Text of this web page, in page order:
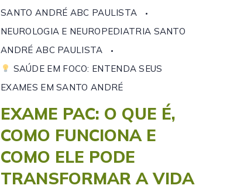
SANTO ANDRÉ ABC PAULISTA
NEUROLOGIA E NEUROPEDIATRIA SANTO
ANDRÉ ABC PAULISTA
SAÚDE EM FOCO: ENTENDA SEUS
EXAMES EM SANTO ANDRÉ
EXAME PAC: O QUE É,
COMO FUNCIONA E
COMO ELE PODE
TRANSFORMAR A VIDA